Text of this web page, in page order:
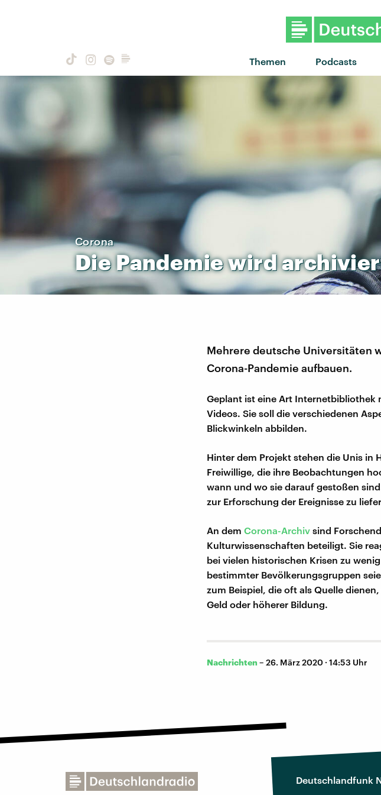
Themen Podcasts
Corona
DiePandemiewird
Mehrere deutsche Universitäten
Corona-Pandemie aufbauen.
Geplant ist eine Art Internetbibliothek
Videos. Sie soll die verschiedenen
Blickwinkeln abbilden.
Hinter dem Projekt stehen die Unis in
Freiwillige, die ihre Beobachtungen
wann und wo sie darauf gestoßen
zur Erforschung der Ereignisse zu
An dem Corona-Archiv sind
Kulturwissenschaften beteiligt. Sie
bei vielen historischen Krisen zu
bestimmter Bevölkerungsgruppen
zum Beispiel, die oft als Quelle
Geld oder höherer Bildung.
Nachrichten – 26. März 2020 · 14:53 Uhr
Deutschlandfunk